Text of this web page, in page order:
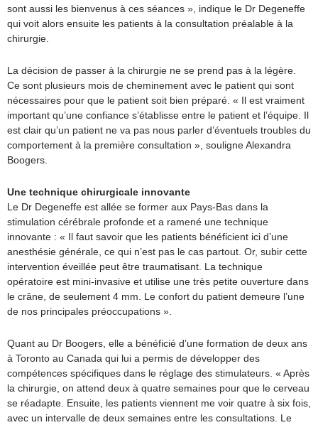
sont aussi les bienvenus à ces séances », indique le Dr Degeneffe
qui voit alors ensuite les patients à la consultation préalable à la
chirurgie.
La décision de passer à la chirurgie ne se prend pas à la légère.
Ce sont plusieurs mois de cheminement avec le patient qui sont
nécessaires pour que le patient soit bien préparé. « Il est vraiment
important qu’une confiance s’établisse entre le patient et l’équipe. Il
est clair qu’un patient ne va pas nous parler d’éventuels troubles du
comportement à la première consultation », souligne Alexandra
Boogers.
Une technique chirurgicale innovante
Le Dr Degeneffe est allée se former aux Pays-Bas dans la
stimulation cérébrale profonde et a ramené une technique
innovante : « Il faut savoir que les patients bénéficient ici d’une
anesthésie générale, ce qui n’est pas le cas partout. Or, subir cette
intervention éveillée peut être traumatisant. La technique
opératoire est mini-invasive et utilise une très petite ouverture dans
le crâne, de seulement 4 mm. Le confort du patient demeure l’une
de nos principales préoccupations ».
Quant au Dr Boogers, elle a bénéficié d’une formation de deux ans
à Toronto au Canada qui lui a permis de développer des
compétences spécifiques dans le réglage des stimulateurs. « Après
la chirurgie, on attend deux à quatre semaines pour que le cerveau
se réadapte. Ensuite, les patients viennent me voir quatre à six fois,
avec un intervalle de deux semaines entre les consultations. Le